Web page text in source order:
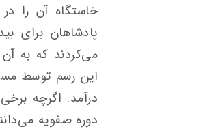
خاستگاه آن را
پادشاهان برای
می‌کردند که به
این رسم توسط
درآمد. اگرچه